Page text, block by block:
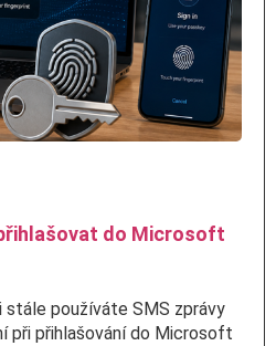
do Microsoft
stále používáte SMS zprávy
při přihlašování do Microsoft